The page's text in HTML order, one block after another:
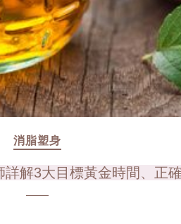
消脂塑身
解3大目標黃金時間、正